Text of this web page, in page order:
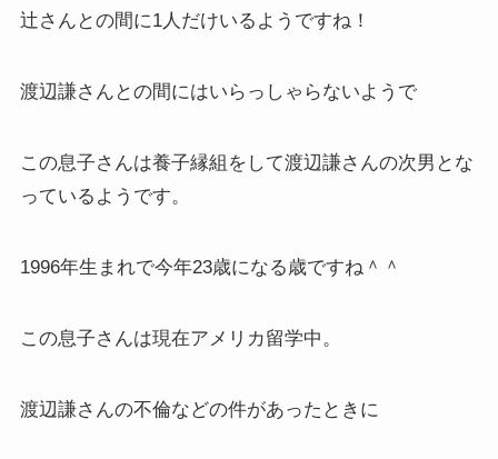
辻さんとの間に1人だけいるようですね！
渡辺謙さんとの間にはいらっしゃらないようで
この息子さんは養子縁組をして渡辺謙さんの次男とな
っているようです。
1996年生まれで今年23歳になる歳ですね＾＾
この息子さんは現在アメリカ留学中。
渡辺謙さんの不倫などの件があったときに